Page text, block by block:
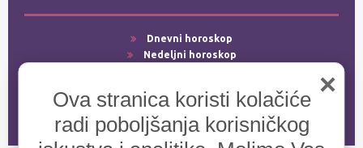
Dnevni horoskop
Nedeljni horoskop
Srećni dani
Ljubavni horoskop
×
Ova stranica koristi kolačiće
radi poboljšanja korisničkog